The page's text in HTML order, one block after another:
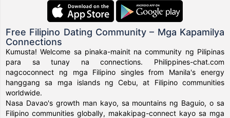
Free Filipino Dating Community – Mga Kapamilya
Connections
Kumusta! Welcome sa pinaka-mainit na community ng Pilipinas
para sa tunay na connections. Philippines-chat.com
nagcoconnect ng mga Filipino singles from Manila's energy
hanggang sa mga islands ng Cebu, at Filipino communities
worldwide.
Nasa Davao's growth man kayo, sa mountains ng Baguio, o sa
Filipino communities globally, makakipag-connect kayo sa mga